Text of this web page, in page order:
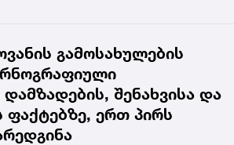
გამოსახულების
დამზადების, შენახვისა და
ფაქტებზე, ერთ პირს